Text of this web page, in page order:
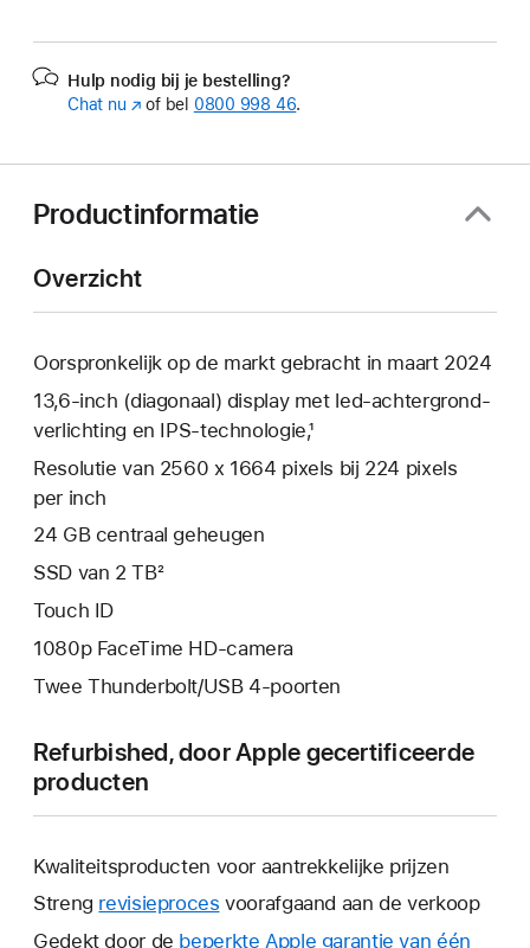
Hulp nodig bij je bestelling?
Chat nu (Wordt
of bel 0800 998 46.
Productinformatie
Overzicht
Oorspronkelijk op de markt gebracht in maart 2024
13,6‑inch (diagonaal) display met led-achtergrond­­­­
verlichting en IPS-technologie,¹
Resolutie van 2560 x 1664 pixels bij 224 pixels
per inch
24 GB centraal geheugen
SSD van 2 TB²
Touch ID
1080p FaceTime HD-camera
Twee Thunderbolt/USB 4-poorten
Refurbished, door Apple gecertificeerde
producten
Kwaliteitsproducten voor aantrekkelijke prijzen
Streng revisieproces voorafgaand aan de verkoop
Gedekt door de beperkte Apple garantie van één